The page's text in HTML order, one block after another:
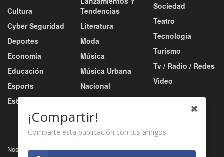
Cultura
Cyber Seguridad
Deportes
Economía
Educación
Esports
Estilo De Vida
Tendencias
Literatura
Moda
Música
Música Urbana
Nacional
Sociedad
Teatro
Tecnología
Turismo
Tv / Radio / Redes
Video
Nosotros Servicios Contacto
¡Compartir!
Comparte esta publicación con tus amigos